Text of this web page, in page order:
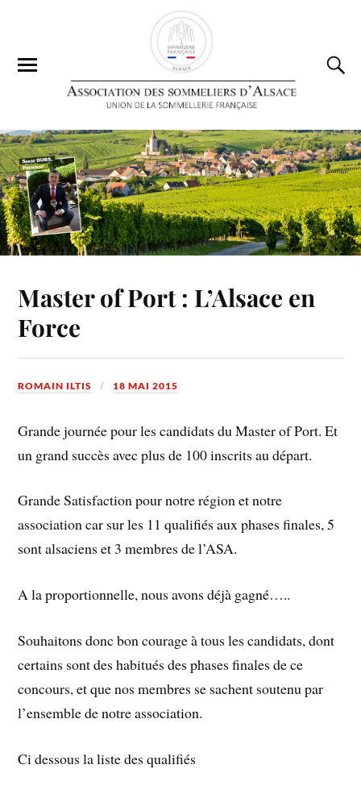
Master of Port : L’Alsace en
Force
ROMAIN ILTIS 18 MAI 2015
Grande journée pour les candidats du Master of Port. Et
un grand succès avec plus de 100 inscrits au départ.
Grande Satisfaction pour notre région et notre
association car sur les 11 qualifiés aux phases finales, 5
sont alsaciens et 3 membres de l’ASA.
A la proportionnelle, nous avons déjà gagné…..
Souhaitons donc bon courage à tous les candidats, dont
certains sont des habitués des phases finales de ce
concours, et que nos membres se sachent soutenu par
l’ensemble de notre association.
Ci dessous la liste des qualifiés